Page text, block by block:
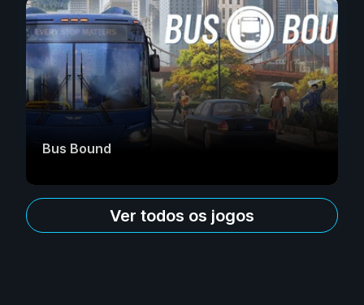
Bus Bound
Ver todos os jogos